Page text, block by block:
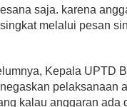
saja. karena
melalui pesan
Kepala UPTD
pelaksanaan
kalau anggaran ada